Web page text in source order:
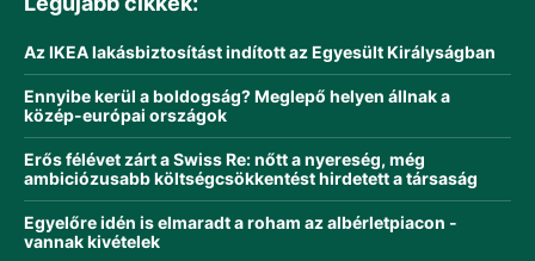
Az IKEA lakásbiztosítást indított az Egyesült Királyságban
Ennyibe kerül a boldogság? Meglepő helyen állnak a
közép-európai országok
Erős félévet zárt a Swiss Re: nőtt a nyereség, még
ambiciózusabb költségcsökkentést hirdetett a társaság
Egyelőre idén is elmaradt a roham az albérletpiacon -
vannak kivételek